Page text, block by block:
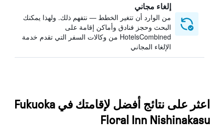
إلغاء مجاني
من الوارد أن تتغير الخطط — نتفهم ذلك. ولهذا يمكنك
البحث وحجز فنادق وأماكن إقامة على
HotelsCombined من وكالات السفر التي تقدم خدمة
الإلغاء المجاني
اعثر على نتائج أفضل لإقامتك في Fukuoka
Floral Inn Nishinakasu